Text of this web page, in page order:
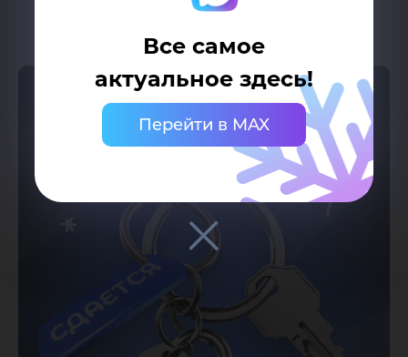
Все самое
актуальное здесь!
Перейти в MAX